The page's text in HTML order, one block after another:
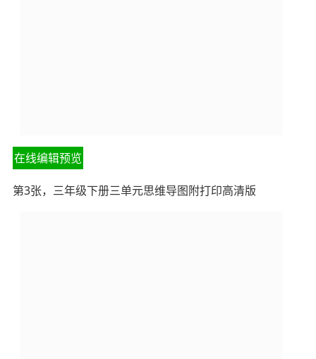
在线编辑预览
第3张，三年级下册三单元思维导图附打印高清版